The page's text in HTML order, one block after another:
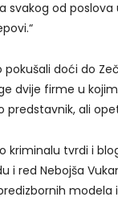
svakog od
pokušali doći do
dvije firme u
predstavnik, ali
kriminalu tvrdi i
i red Nebojša
modela